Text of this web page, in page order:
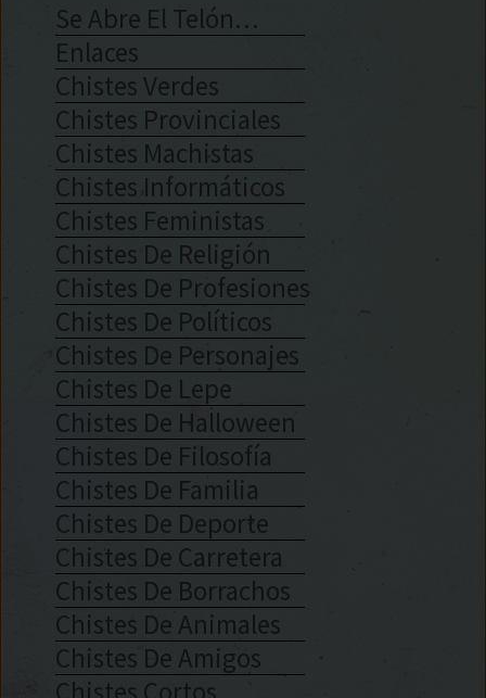
Se Abre El Telón…
Enlaces
Chistes Verdes
Chistes Provinciales
Chistes Machistas
Chistes Informáticos
Chistes Feministas
Chistes De Religión
Chistes De Profesiones
Chistes De Políticos
Chistes De Personajes
Chistes De Lepe
Chistes De Halloween
Chistes De Filosofía
Chistes De Familia
Chistes De Deporte
Chistes De Carretera
Chistes De Borrachos
Chistes De Animales
Chistes De Amigos